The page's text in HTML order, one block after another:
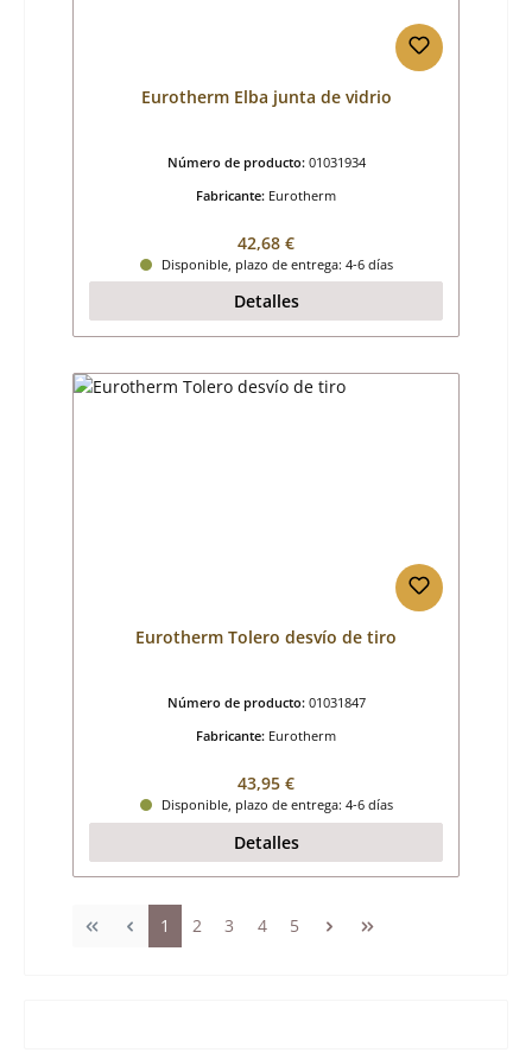
Eurotherm Elba junta de vidrio
Número de producto: 01031934
Fabricante: Eurotherm
Precio normal:
42,68 €
Disponible, plazo de entrega: 4-6 días
Detalles
Eurotherm Tolero desvío de tiro
Número de producto: 01031847
Fabricante: Eurotherm
Precio normal:
43,95 €
Disponible, plazo de entrega: 4-6 días
Detalles
Página
1 Página
2 Página
3 Página
4 Página
5